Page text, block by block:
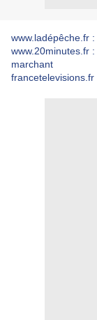
www.ladépêche.fr
www.20minutes.fr
marchant